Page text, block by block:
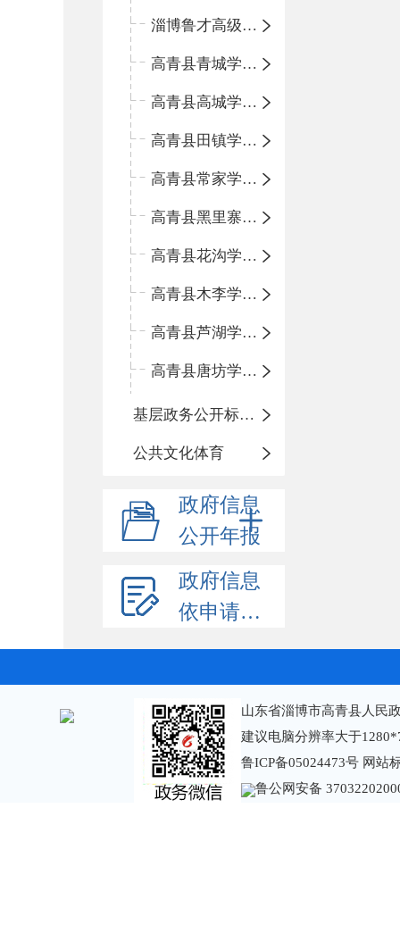
淄博鲁才高级中学
高青县青城学区中心小学
高青县高城学区中心小学
高青县田镇学区中心小学
高青县常家学区中心小学
高青县黑里寨学区中心小学
高青县花沟学区中心小学
高青县木李学区中心小学
高青县芦湖学区中心小学
高青县唐坊学区中心小学
基层政务公开标准化规范化
公共文化体育
政府信息
公开年报
政府信息
依申请公开
山东省淄博市高青县人民
建议电脑分辨率大于
鲁ICP备05024473号 网站
鲁公网安备